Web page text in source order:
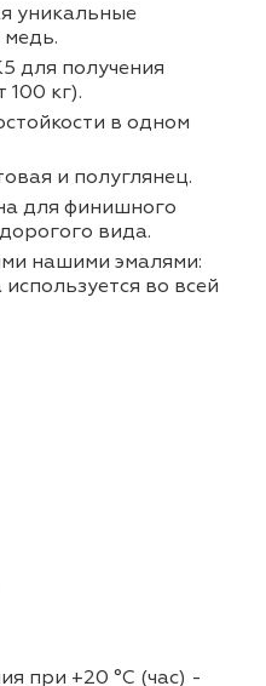
уникальные
для получения
100 кг).
в одном
и полуглянец.
для финишного
вида.
нашими эмалями:
во всей
при +20 °С (час) -